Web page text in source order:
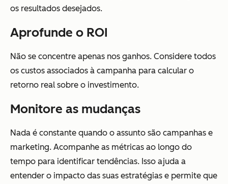
os resultados desejados.
Aprofunde o ROI
Não se concentre apenas nos ganhos. Considere todos
os custos associados à campanha para calcular o
retorno real sobre o investimento.
Monitore as mudanças
Nada é constante quando o assunto são campanhas e
marketing. Acompanhe as métricas ao longo do
tempo para identificar tendências. Isso ajuda a
entender o impacto das suas estratégias e permite que